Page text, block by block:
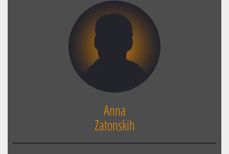
Anna
Zatonskih